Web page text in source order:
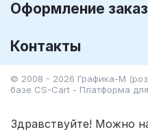
Оформление
Контакты
© 2008 - 2026 Графика-М
базе CS-Cart - Платформа
Здравствуйте! Можно